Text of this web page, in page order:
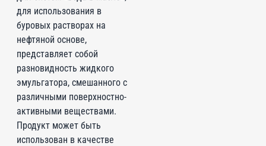
для использования в
буровых растворах на
нефтяной основе,
представляет собой
разновидность жидкого
эмульгатора, смешанного с
различными поверхностно-
активными веществами.
Продукт может быть
использован в качестве